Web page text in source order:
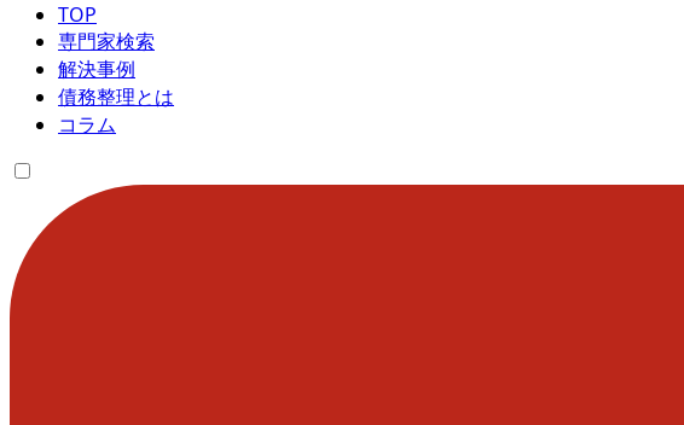
TOP
専門家検索
解決事例
債務整理とは
コラム